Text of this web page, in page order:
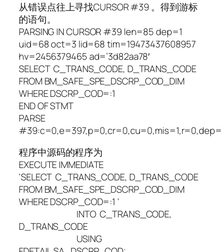
从错误点往上寻找CURSOR #39 。得到游标
的语句。
PARSING IN CURSOR #39 len=85 dep=1
uid=68 oct=3 lid=68 tim=19473437608957
hv=2456379465 ad=’3d82aa78′
SELECT C_TRANS_CODE, D_TRANS_CODE
FROM BM_SAFE_SPE_DSCRP_COD_DIM
WHERE DSCRP_COD=:1
END OF STMT
PARSE
程序中源码的程序为
EXECUTE IMMEDIATE
‘SELECT C_TRANS_CODE, D_TRANS_CODE
FROM BM_SAFE_SPE_DSCRP_COD_DIM
WHERE DSCRP_COD=:1 ‘
INTO C_TRANS_CODE,
D_TRANS_CODE
USING